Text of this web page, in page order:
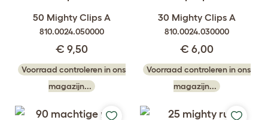
50 Mighty Clips A
810.0024.050000
€ 9,50
Voorraad controleren in ons
magazijn...
30 Mighty Clips A
810.0024.030000
€ 6,00
Voorraad controleren in ons
magazijn...